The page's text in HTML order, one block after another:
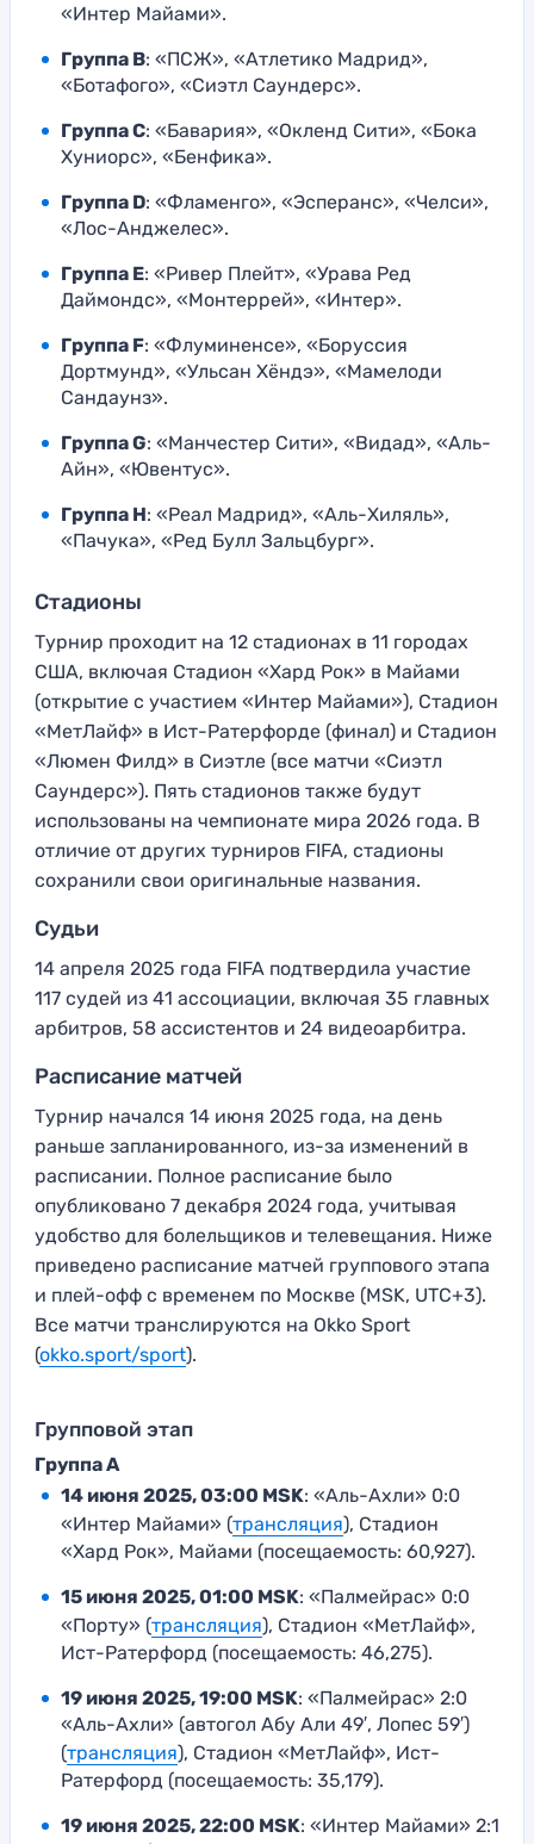
«Интер Майами».
Группа B: «ПСЖ», «Атлетико Мадрид»,
«Ботафого», «Сиэтл Саундерс».
Группа C: «Бавария», «Окленд Сити», «Бока
Хуниорс», «Бенфика».
Группа D: «Фламенго», «Эсперанс», «Челси»,
«Лос-Анджелес».
Группа E: «Ривер Плейт», «Урава Ред
Даймондс», «Монтеррей», «Интер».
Группа F: «Флуминенсе», «Боруссия
Дортмунд», «Ульсан Хёндэ», «Мамелоди
Сандаунз».
Группа G: «Манчестер Сити», «Видад», «Аль-
Айн», «Ювентус».
Группа H: «Реал Мадрид», «Аль-Хиляль»,
«Пачука», «Ред Булл Зальцбург».
Стадионы
Турнир проходит на 12 стадионах в 11 городах
США, включая Стадион «Хард Рок» в Майами
(открытие с участием «Интер Майами»), Стадион
«МетЛайф» в Ист-Ратерфорде (финал) и Стадион
«Люмен Филд» в Сиэтле (все матчи «Сиэтл
Саундерс»). Пять стадионов также будут
использованы на чемпионате мира 2026 года. В
отличие от других турниров FIFA, стадионы
сохранили свои оригинальные названия.
Судьи
14 апреля 2025 года FIFA подтвердила участие
117 судей из 41 ассоциации, включая 35 главных
арбитров, 58 ассистентов и 24 видеоарбитра.
Расписание матчей
Турнир начался 14 июня 2025 года, на день
раньше запланированного, из-за изменений в
расписании. Полное расписание было
опубликовано 7 декабря 2024 года, учитывая
удобство для болельщиков и телевещания. Ниже
приведено расписание матчей группового этапа
и плей-офф с временем по Москве (MSK, UTC+3).
Все матчи транслируются на Okko Sport
(okko.sport/sport).
Групповой этап
Группа A
14 июня 2025, 03:00 MSK: «Аль-Ахли» 0:0
«Интер Майами» (трансляция), Стадион
«Хард Рок», Майами (посещаемость: 60,927).
15 июня 2025, 01:00 MSK: «Палмейрас» 0:0
«Порту» (трансляция), Стадион «МетЛайф»,
Ист-Ратерфорд (посещаемость: 46,275).
19 июня 2025, 19:00 MSK: «Палмейрас» 2:0
«Аль-Ахли» (автогол Абу Али 49′, Лопес 59′)
(трансляция), Стадион «МетЛайф», Ист-
Ратерфорд (посещаемость: 35,179).
19 июня 2025, 22:00 MSK: «Интер Майами» 2:1